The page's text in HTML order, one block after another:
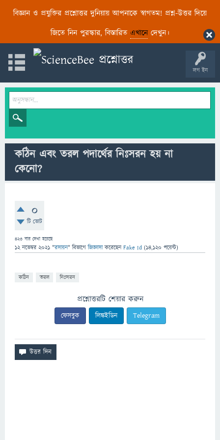
বিজ্ঞান ও প্রযুক্তির প্রশ্নোত্তর দুনিয়ায় আপনাকে স্বাগতম! প্রশ্ন-উত্তর দিয়ে
জিতে নিন পুরস্কার, বিস্তারিত এখানেদেখুন।
লগ ইন
কঠিন এবং তরল পদার্থের নিঃসরন হয় না
কেনো?
0
টি ভোট
423 বার দেখা হয়েছে
12 নভেম্বর 2021 "রসায়ন" বিভাগে জিজ্ঞাসাকরেছেনFake Id (14,120 পয়েন্ট)
কঠিন তরল নিঃসরন
প্রশ্নোত্তরটি শেয়ার করুন
ফেসবুক লিঙ্কইডিন Telegram